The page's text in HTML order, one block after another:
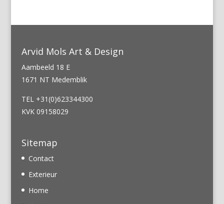
Arvid Mols Art & Design
Aambeeld 18 E
1671 NT Medemblik
TEL +31(0)623344300
KVK 09158029
Sitemap
Contact
Exterieur
Home